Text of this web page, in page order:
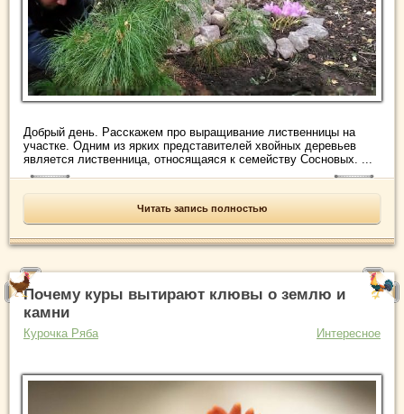
Добрый день. Расскажем про выращивание лиственницы на
участке. Одним из ярких представителей хвойных деревьев
является лиственница, относящаяся к семейству Сосновых. ...
Читать запись полностью
Почему куры вытирают клювы о землю и
камни
Курочка Ряба Интересное